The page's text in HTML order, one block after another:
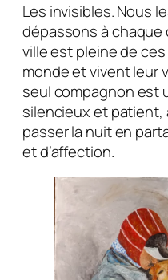
Les invisibles. Nous
dépassons à chaque
ville est pleine de
monde et vivent leur
seul compagnon est
silencieux et patient,
passer la nuit en
et d’affection.